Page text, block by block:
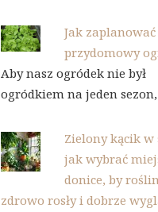
Jak zaplanować
przydomowy
Aby nasz ogródek nie był
ogródkiem na jeden
Zielony kącik w
jak wybrać
donice, by
zdrowo rosły i dobrze